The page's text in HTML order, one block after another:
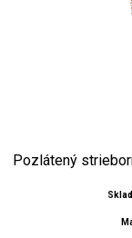
Pozlátený